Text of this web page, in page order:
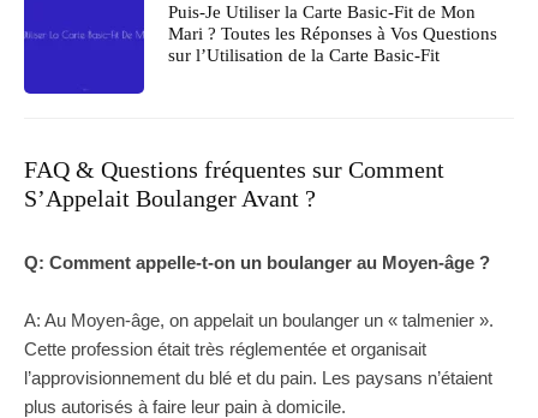
Puis-Je Utiliser la Carte Basic-Fit de Mon
Mari ? Toutes les Réponses à Vos Questions
sur l’Utilisation de la Carte Basic-Fit
FAQ & Questions fréquentes sur Comment
S’Appelait Boulanger Avant ?
Q: Comment appelle-t-on un boulanger au Moyen-âge ?
A: Au Moyen-âge, on appelait un boulanger un « talmenier ».
Cette profession était très réglementée et organisait
l’approvisionnement du blé et du pain. Les paysans n’étaient
plus autorisés à faire leur pain à domicile.